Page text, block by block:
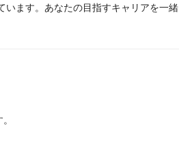
います。あなたの目指すキャリアを一緒